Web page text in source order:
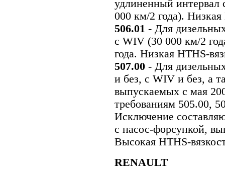
удлиненный интервал
000 км/2 года). Низкая
506.01 - Для
с WIV (30 000 км/2
года. Низкая HTHS-
507.00 - Для
и без, с WIV и без, а
выпускаемых с мая
требованиям 505.00,
Исключение
с насос-форсункой,
Высокая HTHS-
RENAULT